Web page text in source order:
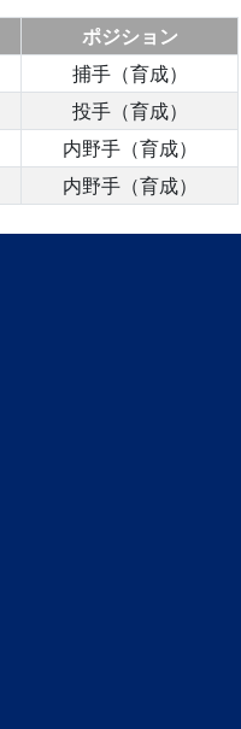
ポジション
捕手（育成）
投手（育成）
内野手（育成）
内野手（育成）